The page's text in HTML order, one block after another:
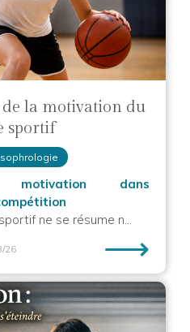
la motivation du
sportif
motivation dans
ne se résume n...
26 ⟶